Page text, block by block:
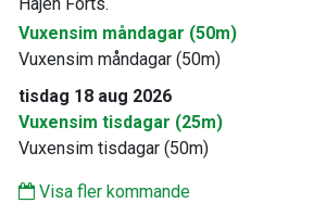
Vuxensim måndagar (50m)
Vuxensim måndagar (50m)
tisdag 18 aug 2026
Vuxensim tisdagar (25m)
Vuxensim tisdagar (50m)
Visa fler kommande